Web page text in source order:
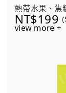
熱帶水果、焦
NT$199
view more +